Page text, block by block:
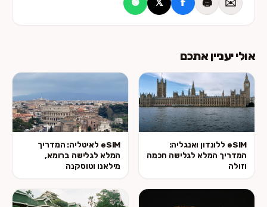
✉️
🖨️
f
𝕏
🟢
אולי יעניין אתכם
eSIM ללונדון ואנגליה:
המדריך המלא לגלישה חכמה
וזולה
eSIM לאיטליה: המדריך
המלא לגלישה ברומא,
מילאנו וטוסקנה